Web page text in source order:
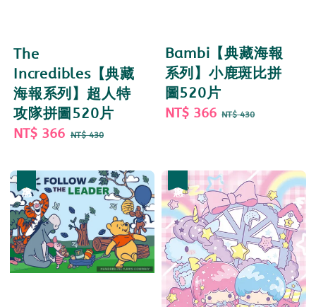
The
Incredibles【典藏
海報系列】超人特
攻隊拼圖520片
Sale
NT$ 366 Regular
NT$ 430
Bambi【典藏海報
系列】小鹿斑比拼
圖520片
Sale
NT$ 366 Regular
NT$ 430